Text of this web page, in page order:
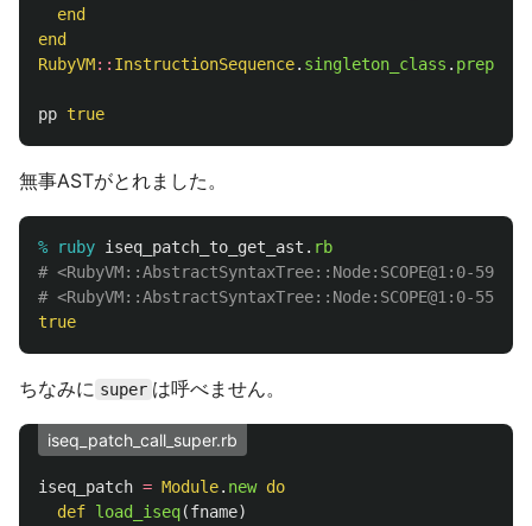
end
end
RubyVM:: InstructionSequence. singleton_class . prepend
pp true
無事ASTがとれました。
% ruby iseq_patch_to_get_ast . rb
# <RubyVM::AbstractSyntaxTree::Node:SCOPE@1:0-593:3>
# <RubyVM::AbstractSyntaxTree::Node:SCOPE@1:0-556:3>
true
ちなみに super は呼べません。
iseq_patch_call_super.rb
iseq_patch = Module. new do
def load_iseq(fname)